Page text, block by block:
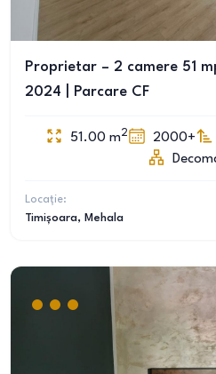
Proprietar – 2 camere 51
2024 | Parcare CF
51.00 m2 2000+
Locație:
Timișoara, Mehala